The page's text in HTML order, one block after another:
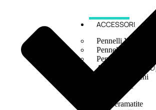
ACCESSORI
Pennelli Viso
Pennelli Occhi
Pennelli Labbra
Accessori Make
Accessori Occhi
Ciglia Finte
Temperamatite